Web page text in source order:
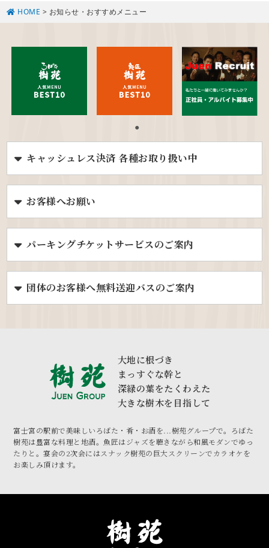
HOME > お知らせ・おすすめメニュー
キャッシュレス決済 各種お取り扱い中
お客様へお願い
パーキングチケットサービスのご案内
団体のお客様へ無料送迎バスのご案内
大地に根づき
まっすぐな幹と
深緑の葉をたくわえた
大きな樹木を目指して
富士宮の駅前で美味しいろばた・肴・お酒を...樹苑グループで。ろばた
樹苑は豊富な料理と地酒。魚匠はジャズを聴きながら和風モダンでゆっ
たりと。宴会の2次会にはスナック樹苑の巨大スクリーンでカラオケを
お楽しみ頂けます。